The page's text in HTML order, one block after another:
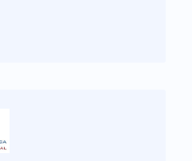
indx/0002158/PT